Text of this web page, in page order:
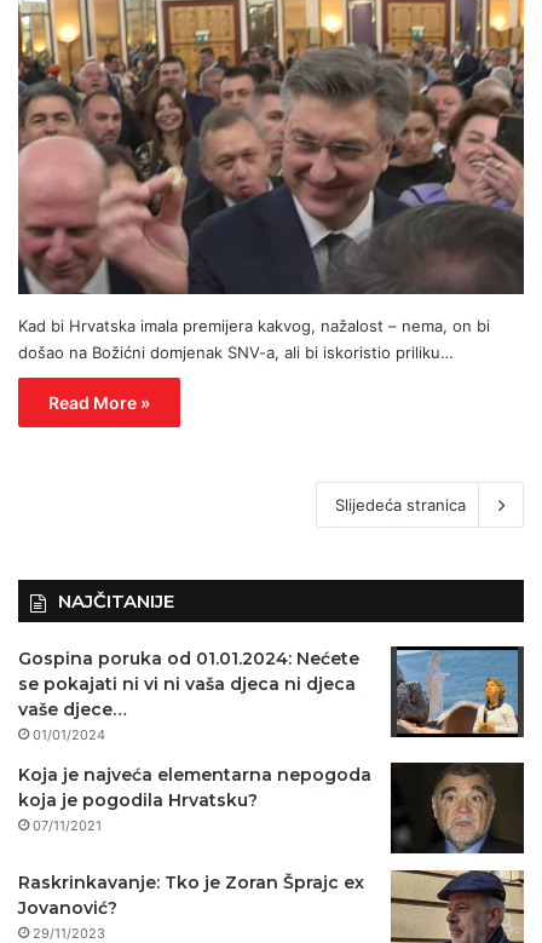
Kad bi Hrvatska imala premijera kakvog, nažalost – nema, on bi
došao na Božićni domjenak SNV-a, ali bi iskoristio priliku…
Read More »
Slijedeća stranica
NAJČITANIJE
Gospina poruka od 01.01.2024: Nećete
se pokajati ni vi ni vaša djeca ni djeca
vaše djece…
01/01/2024
Koja je najveća elementarna nepogoda
koja je pogodila Hrvatsku?
07/11/2021
Raskrinkavanje: Tko je Zoran Šprajc ex
Jovanović?
29/11/2023